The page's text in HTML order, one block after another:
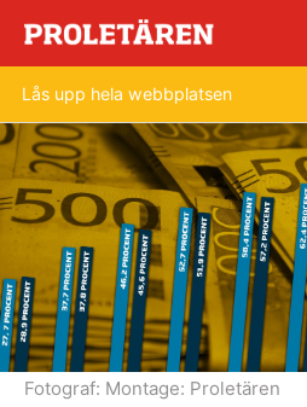
Lås upp hela webbplatsen
Fotograf: Montage: Proletären